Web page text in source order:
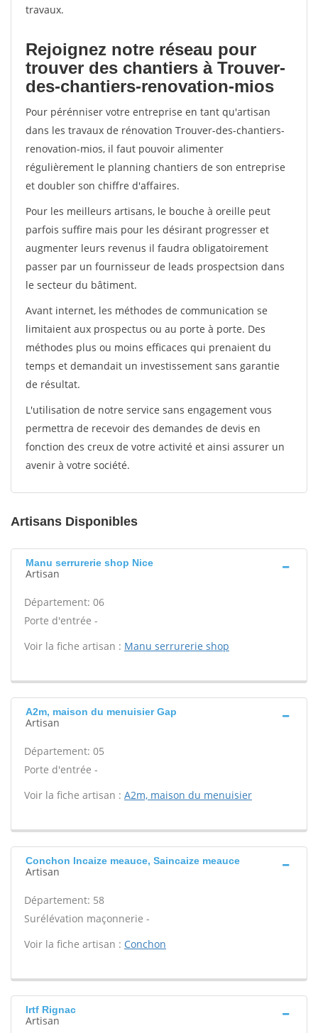
travaux.
Rejoignez notre réseau pour
trouver des chantiers à Trouver-
des-chantiers-renovation-mios
Pour pérénniser votre entreprise en tant qu'artisan
dans les travaux de rénovation Trouver-des-chantiers-
renovation-mios, il faut pouvoir alimenter
régulièrement le planning chantiers de son entreprise
et doubler son chiffre d'affaires.
Pour les meilleurs artisans, le bouche à oreille peut
parfois suffire mais pour les désirant progresser et
augmenter leurs revenus il faudra obligatoirement
passer par un fournisseur de leads prospectsion dans
le secteur du bâtiment.
Avant internet, les méthodes de communication se
limitaient aux prospectus ou au porte à porte. Des
méthodes plus ou moins efficaces qui prenaient du
temps et demandait un investissement sans garantie
de résultat.
L'utilisation de notre service sans engagement vous
permettra de recevoir des demandes de devis en
fonction des creux de votre activité et ainsi assurer un
avenir à votre société.
Artisans Disponibles
Manu serrurerie shop Nice
Artisan
Département: 06
Porte d'entrée -
Voir la fiche artisan : Manu serrurerie shop
A2m, maison du menuisier Gap
Artisan
Département: 05
Porte d'entrée -
Voir la fiche artisan : A2m, maison du menuisier
Conchon Incaize meauce, Saincaize meauce
Artisan
Département: 58
Surélévation maçonnerie -
Voir la fiche artisan : Conchon
Irtf Rignac
Artisan